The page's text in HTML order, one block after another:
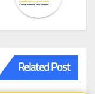
Related Post